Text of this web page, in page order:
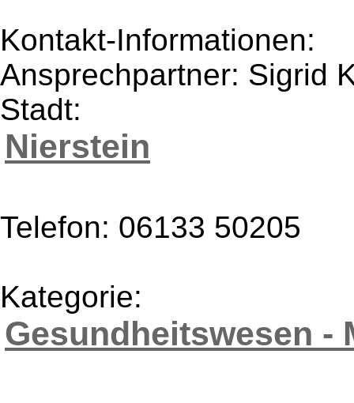
Kontakt-Informationen:
Ansprechpartner: Sigrid
Stadt:
Nierstein
Telefon: 06133 50205
Kategorie:
Gesundheitswesen -